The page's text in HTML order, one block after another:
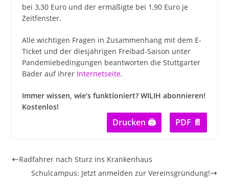
bei 3,30 Euro und der ermäßigte bei 1,90 Euro je
Zeitfenster.
Alle wichtigen Fragen in Zusammenhang mit dem E-
Ticket und der diesjährigen Freibad-Saison unter
Pandemiebedingungen beantworten die Stuttgarter
Bäder auf ihrer Internetseite.
Immer wissen, wie’s funktioniert? WILIH abonnieren!
Kostenlos!
Drucken 🖨 PDF 📄
Radfahrer nach Sturz ins Krankenhaus
Schulcampus: Jetzt anmelden zur Vereinsgründung!